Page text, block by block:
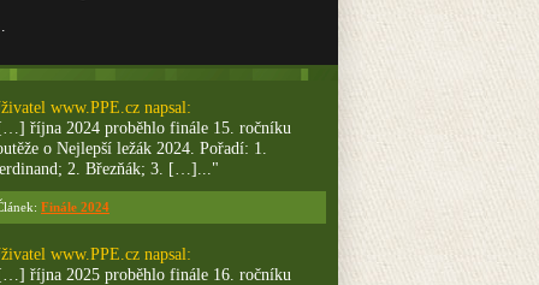
www.PPE.cz napsal:
října 2024 proběhlo finále 15. ročníku
o Nejlepší ležák 2024. Pořadí: 1.
2. Březňák; 3. […]..."
Finále 2024
www.PPE.cz napsal:
října 2025 proběhlo finále 16. ročníku